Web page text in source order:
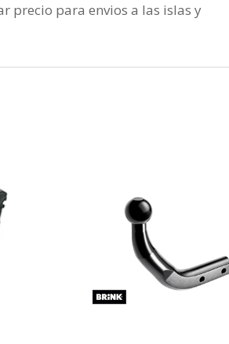
precio para envios a las islas y